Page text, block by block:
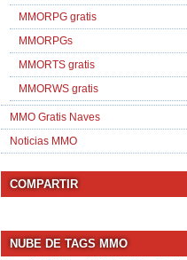
MMORPG gratis
MMORPGs
MMORTS gratis
MMORWS gratis
MMO Gratis Naves
Noticias MMO
COMPARTIR
NUBE DE TAGS MMO